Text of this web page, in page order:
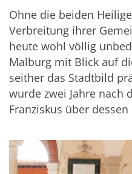
Ohne die beiden
Verbreitung ihrer
heute wohl völlig
Malburg mit Blick auf
seither das Stadtbild
wurde zwei Jahre nach
Franziskus über